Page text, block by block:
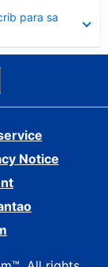
para sa
Notice